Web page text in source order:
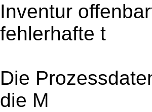
Inventur
fehlerhafte t
Die
die M